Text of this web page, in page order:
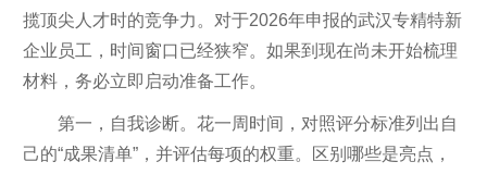
揽顶尖人才时的竞争力。对于2026年申报的武汉专精特新
企业员工，时间窗口已经狭窄。如果到现在尚未开始梳理
材料，务必立即启动准备工作。
第一，自我诊断。花一周时间，对照评分标准列出自
己的“成果清单”，并评估每项的权重。区别哪些是亮点，